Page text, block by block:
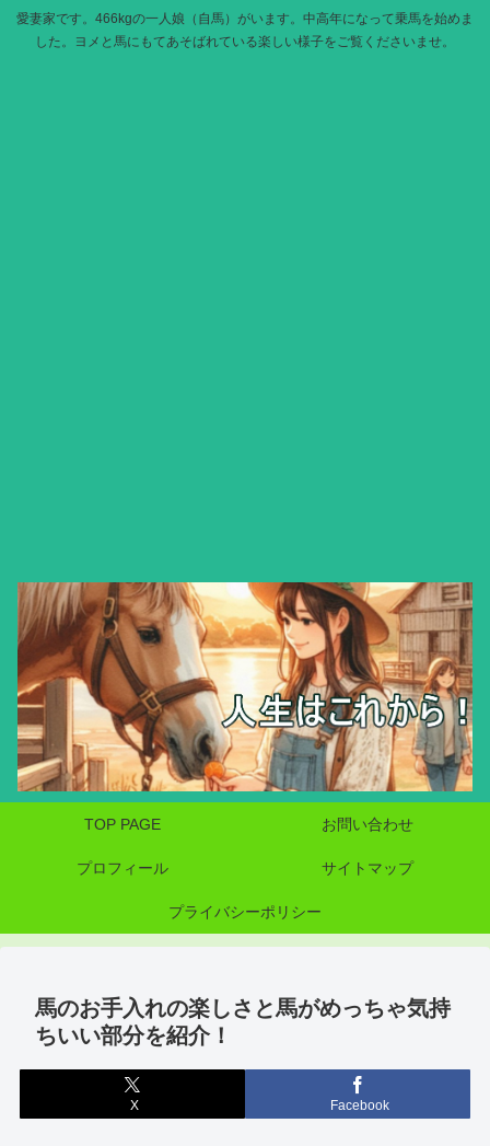
愛妻家です。466kgの一人娘（自馬）がいます。中高年になって乗馬を始めま
した。ヨメと馬にもてあそばれている楽しい様子をご覧くださいませ。
TOP PAGE お問い合わせ
プロフィール サイトマップ
プライバシーポリシー
馬のお手入れの楽しさと馬がめっちゃ気持
ちいい部分を紹介！
X Facebook